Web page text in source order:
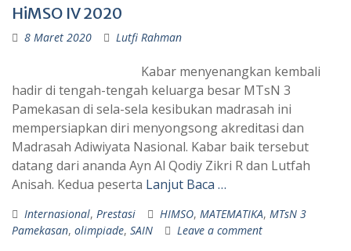
HiMSO IV 2020
8 Maret 2020 Lutfi Rahman
Kabar menyenangkan kembali
hadir di tengah-tengah keluarga besar MTsN 3
Pamekasan di sela-sela kesibukan madrasah ini
mempersiapkan diri menyongsong akreditasi dan
Madrasah Adiwiyata Nasional. Kabar baik tersebut
datang dari ananda Ayn Al Qodiy Zikri R dan Lutfah
Anisah. Kedua peserta Lanjut Baca …
Internasional, Prestasi HIMSO, MATEMATIKA, MTsN 3
Pamekasan, olimpiade, SAIN Leave a comment